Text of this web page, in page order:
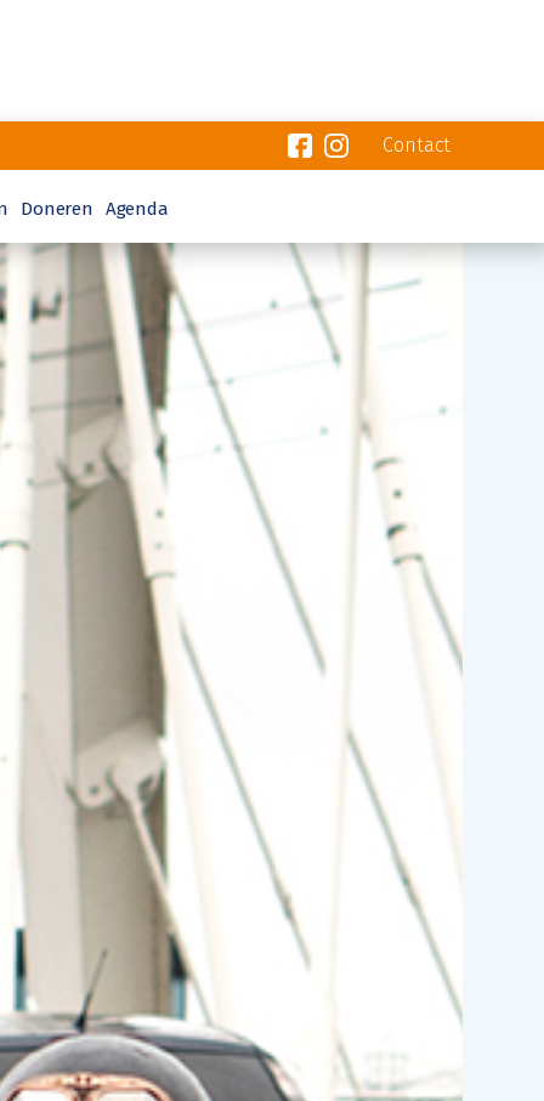
Contact
Doneren Agenda